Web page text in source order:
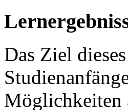
Das Ziel
Möglichkeiten